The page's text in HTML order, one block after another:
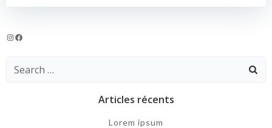
l’article
Instagram
Facebook
Search
Articles récents
Lorem ipsum